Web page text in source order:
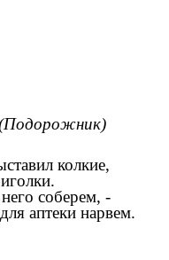
колкие,
соберем, -
аптеки нарвем.